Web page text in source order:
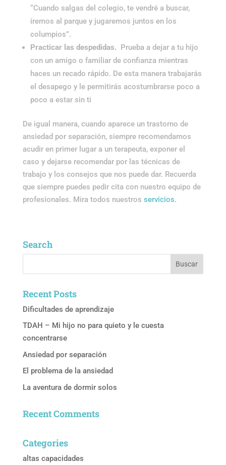
“Cuando salgas del colegio, te vendré a buscar,
iremos al parque y jugaremos juntos en los
columpios”.
Practicar las despedidas. Prueba a dejar a tu hijo
con un amigo o familiar de confianza mientras
haces un recado rápido. De esta manera trabajarás
el desapego y le permitirás acostumbrarse poco a
poco a estar sin ti
De igual manera, cuando aparece un trastorno de
ansiedad por separación, siempre recomendamos
acudir en primer lugar a un terapeuta, exponer el
caso y dejarse recomendar por las técnicas de
trabajo y los consejos que nos puede dar. Recuerda
que siempre puedes pedir cita con nuestro equipo de
profesionales. Mira todos nuestros servicios.
Search
Recent Posts
Dificultades de aprendizaje
TDAH – Mi hijo no para quieto y le cuesta
concentrarse
Ansiedad por separación
El problema de la ansiedad
La aventura de dormir solos
Recent Comments
Categories
altas capacidades